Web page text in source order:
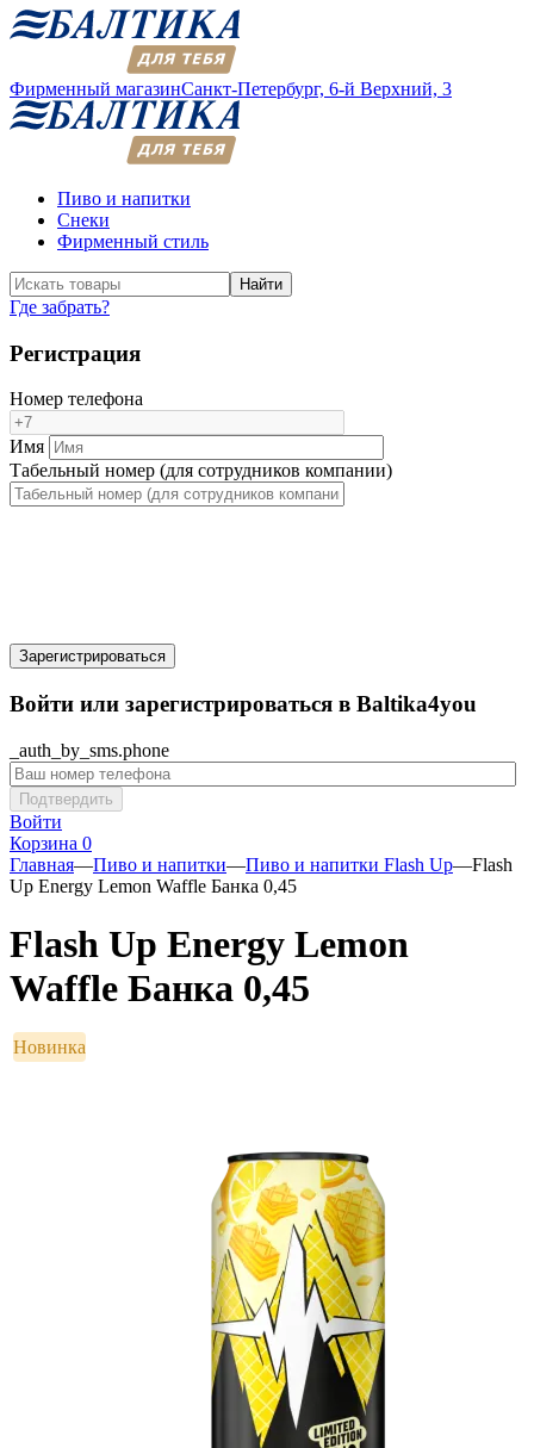
Фирменный магазинСанкт-Петербург, 6-й Верхний, 3
Пиво и напитки
Снеки
Фирменный стиль
Найти
Где забрать?
Регистрация
Номер телефона
Имя
Табельный номер (для сотрудников компании)
Зарегистрироваться
Войти или зарегистрироваться в Baltika4you
_auth_by_sms.phone
Подтвердить
Войти
Корзина 0
Главная—Пиво и напитки—Пиво и напитки Flash Up—Flash
Up Energy Lemon Waffle Банка 0,45
Flash Up Energy Lemon
Waffle Банка 0,45
Новинка